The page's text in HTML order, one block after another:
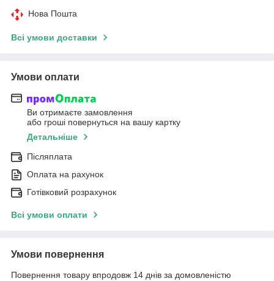
Нова Пошта
Всі умови доставки
Умови оплати
Ви отримаєте замовлення
або гроші повернуться на вашу картку
Детальніше
Післяплата
Оплата на рахунок
Готівковий розрахунок
Всі умови оплати
Умови повернення
Повернення товару впродовж 14 днів за домовленістю